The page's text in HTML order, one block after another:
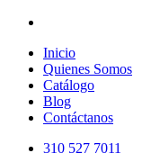
Inicio
Quienes Somos
Catálogo
Blog
Contáctanos
310 527 7011